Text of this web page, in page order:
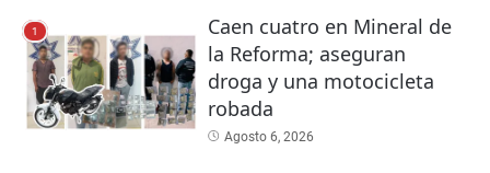
1
Caen cuatro en Mineral de
la Reforma; aseguran
droga y una motocicleta
robada
Agosto 6, 2026